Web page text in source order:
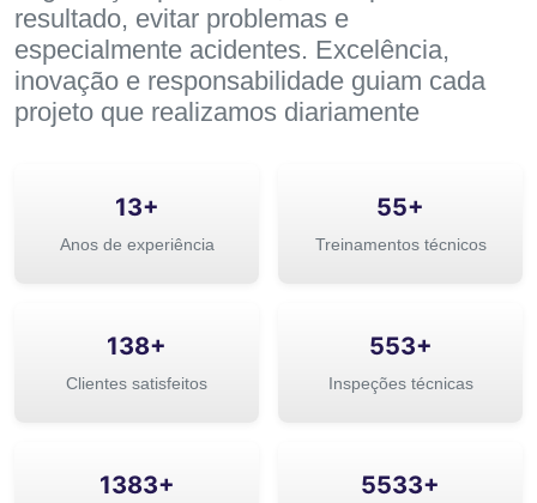
resultado, evitar problemas e
especialmente acidentes. Excelência,
inovação e responsabilidade guiam cada
projeto que realizamos diariamente
15+
Anos de experiência
61+
Treinamentos técnicos
154+
Clientes satisfeitos
616+
Inspeções técnicas
1541+ 6166+